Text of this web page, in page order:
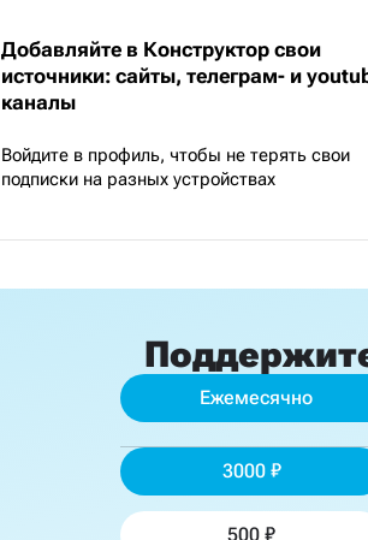
Добавляйте в Конструктор свои
источники: сайты, телеграм- и
каналы
Войдите в профиль, чтобы не терять свои
подписки на разных устройствах
Ежемесячно
3000
500